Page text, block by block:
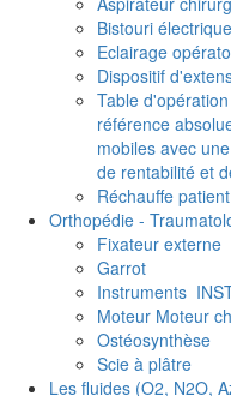
Bistouri électrique
Eclairage
Dispositif
Table d'opération
référence
mobiles avec
de rentabilité et
Réchauffe patient
Orthopédie -
Fixateur externe
Garrot
Instruments
Moteur Moteur
Ostéosynthèse
Scie à plâtre
Les fluides (O2, N2O,